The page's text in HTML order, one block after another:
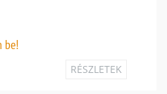
be!
RÉSZLETEK